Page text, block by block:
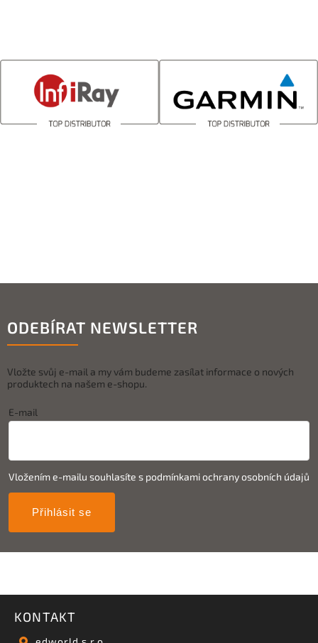
ODEBÍRAT NEWSLETTER
Vložte svůj e-mail a my vám budeme zasílat informace o nových
produktech na našem e-shopu.
E-mail
Vložením e-mailu souhlasíte s podmínkami ochrany osobních údajů
Přihlásit se
KONTAKT